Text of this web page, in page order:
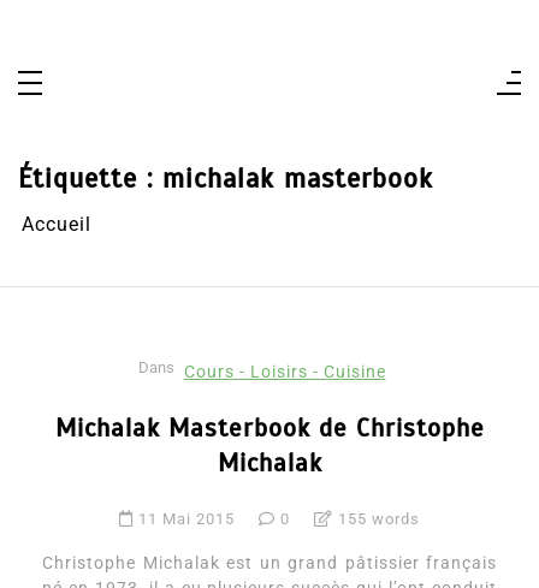
Étiquette : michalak masterbook
Accueil
Dans Cours - Loisirs - Cuisine
Michalak Masterbook de Christophe
Michalak
11 Mai 2015 0 155 words
Christophe Michalak est un grand pâtissier français